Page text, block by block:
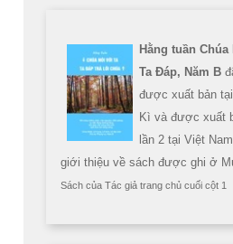
Hằng tuần Chúa
Ta Đáp, Năm B
được xuất bản
Kì và được xuất
lần 2 tại Việt
giới thiệu về sách được ghi ở
Sách của Tác giả trang chủ cuối cột 1